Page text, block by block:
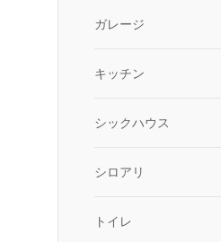
ガレージ
キッチン
シックハウス
シロアリ
トイレ